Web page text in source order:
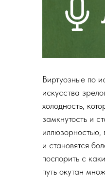
Виртуозные по
искусства
холодность,
замкнутость и
и становятся
поспорить с
путь окутан